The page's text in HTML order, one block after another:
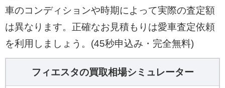
車のコンディションや時期によって実際の査定額
は異なります。正確なお見積もりは愛車査定依頼
を利用しましょう。(45秒申込み・完全無料)
フィエスタの買取相場シミュレーター